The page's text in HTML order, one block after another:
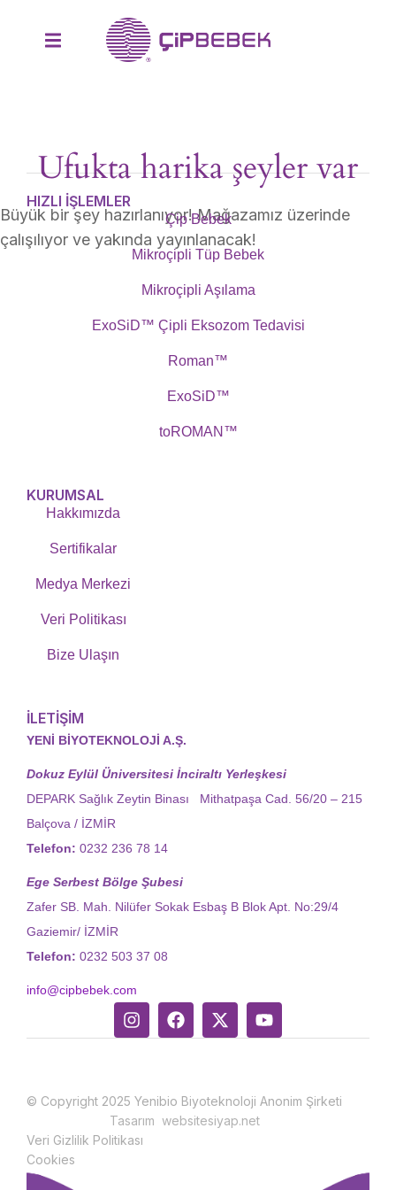
Ufukta harika şeyler var
Büyük bir şey hazırlanıyor! Mağazamız üzerinde
çalışılıyor ve yakında yayınlanacak!
HIZLI İŞLEMLER
Çip Bebek
Mikroçipli Tüp Bebek
Mikroçipli Aşılama
ExoSiD™ Çipli Eksozom Tedavisi
Roman™
ExoSiD™
toROMAN™
KURUMSAL
Hakkımızda
Sertifikalar
Medya Merkezi
Veri Politikası
Bize Ulaşın
İLETİŞİM
YENİ BİYOTEKNOLOJİ A.Ş.
Dokuz Eylül Üniversitesi İnciraltı Yerleşkesi
DEPARK Sağlık Zeytin Binası Mithatpaşa Cad. 56/20 – 215
Balçova / İZMİR
Telefon: 0232 236 78 14
Ege Serbest Bölge Şubesi
Zafer SB. Mah. Nilüfer Sokak Esbaş B Blok Apt. No:29/4
Gaziemir/ İZMİR
Telefon: 0232 503 37 08
info@cipbebek.com
© Copyright 2025 Yenibio Biyoteknoloji Anonim Şirketi
Tasarım websitesiyap.net
Veri Gizlilik Politikası
Cookies